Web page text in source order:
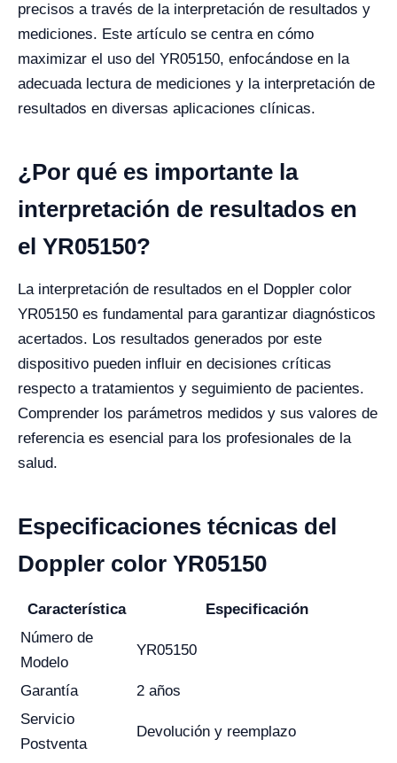
precisos a través de la interpretación de resultados y
mediciones. Este artículo se centra en cómo
maximizar el uso del YR05150, enfocándose en la
adecuada lectura de mediciones y la interpretación de
resultados en diversas aplicaciones clínicas.
¿Por qué es importante la
interpretación de resultados en
el YR05150?
La interpretación de resultados en el Doppler color
YR05150 es fundamental para garantizar diagnósticos
acertados. Los resultados generados por este
dispositivo pueden influir en decisiones críticas
respecto a tratamientos y seguimiento de pacientes.
Comprender los parámetros medidos y sus valores de
referencia es esencial para los profesionales de la
salud.
Especificaciones técnicas del
Doppler color YR05150
Característica
Especificación
Número de
Modelo
YR05150
Garantía
2 años
Servicio
Postventa
Devolución y reemplazo